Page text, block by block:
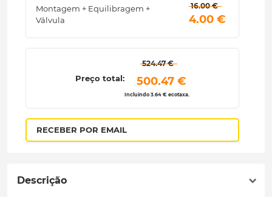
Montagem + Equilibragem +
Válvula
16.00 €
4.00 €
Preço total:
524.47 €
500.47 €
Incluindo 3.64 € ecotaxa.
RECEBER POR EMAIL
Descrição